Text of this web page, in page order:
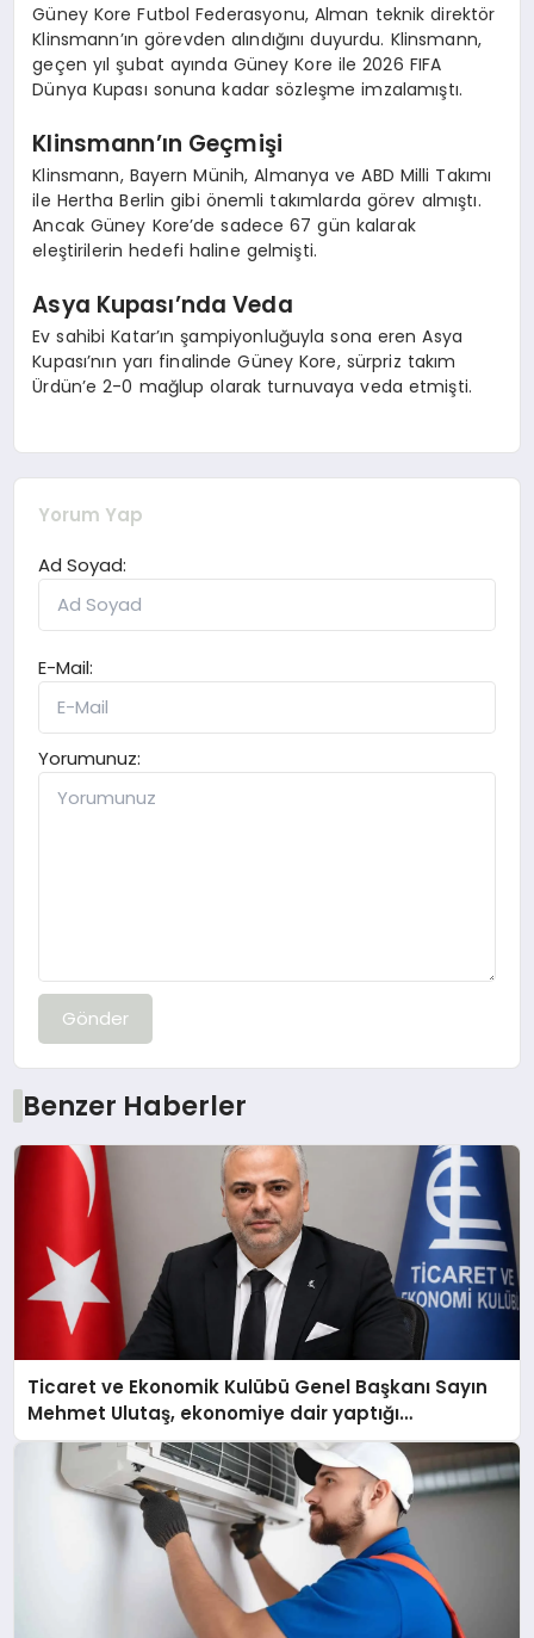
Güney Kore Futbol Federasyonu, Alman teknik direktör
Klinsmann’ın görevden alındığını duyurdu. Klinsmann,
geçen yıl şubat ayında Güney Kore ile 2026 FIFA
Dünya Kupası sonuna kadar sözleşme imzalamıştı.
Klinsmann’ın Geçmişi
Klinsmann, Bayern Münih, Almanya ve ABD Milli Takımı
ile Hertha Berlin gibi önemli takımlarda görev almıştı.
Ancak Güney Kore’de sadece 67 gün kalarak
eleştirilerin hedefi haline gelmişti.
Asya Kupası’nda Veda
Ev sahibi Katar’ın şampiyonluğuyla sona eren Asya
Kupası’nın yarı finalinde Güney Kore, sürpriz takım
Ürdün’e 2-0 mağlup olarak turnuvaya veda etmişti.
Yorum Yap
Ad Soyad:
E-Mail:
Yorumunuz:
Gönder
Benzer Haberler
Ticaret ve Ekonomik Kulübü Genel Başkanı Sayın
Mehmet Ulutaş, ekonomiye dair yaptığı
açıklamada şunları kaydetti: